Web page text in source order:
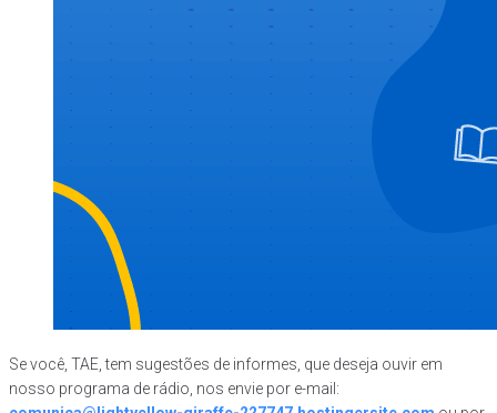
Se você, TAE, tem sugestões de informes, que deseja ouvir em
nosso programa de rádio, nos envie por e-mail: